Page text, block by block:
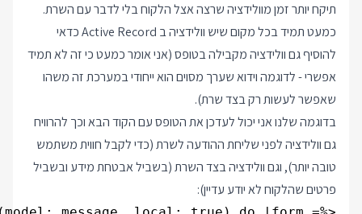
תיקח יותר זמן מוולידציה שרצה אצל הלקוח בלי לדבר עם השרת.
כמעט תמיד בכל מקום שיש וולידציה ב Active Record כדאי
להוסיף גם וולידציה מקבילה בטופס (אני אומר כמעט כי זה לא תמיד
אפשרי - לדוגמה וידוא שערך מסוים הוא ייחודי במערכת זה משהו
שאפשר לעשות רק בצד שרת).
בדוגמה שלנו אני יכול לעדכן את הטופס עם הקוד הבא וכך להרוויח
גם וולידציה לפני שליחת ההודעה לשרת (כדי לקבל חווית משתמש
טובה יותר), וגם וולידציה בצד השרת (בשביל אבטחת מידע ובשביל
פרטים שהלקוח לא יודע עדיין):